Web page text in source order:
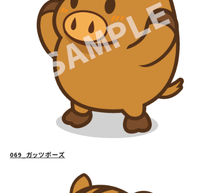
069_ガッツポーズ